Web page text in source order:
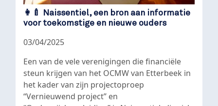
👩‍🍼 Naissentiel, een bron aan informatie
voor toekomstige en nieuwe ouders
03/04/2025
Een van de vele verenigingen die financiële
steun krijgen van het OCMW van Etterbeek in
het kader van zijn projectoproep
“Vernieuwend project” en